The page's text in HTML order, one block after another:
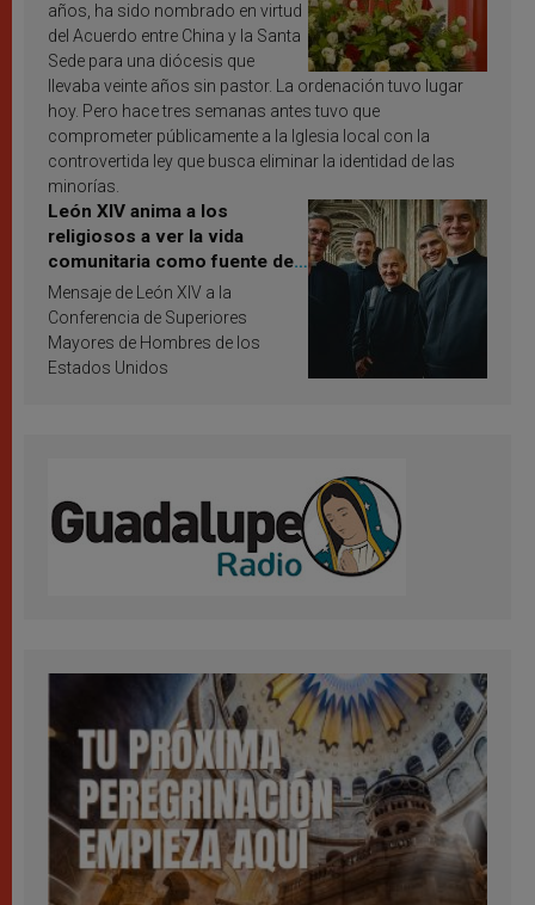
años, ha sido nombrado en virtud
del Acuerdo entre China y la Santa
Sede para una diócesis que
llevaba veinte años sin pastor. La ordenación tuvo lugar
hoy. Pero hace tres semanas antes tuvo que
comprometer públicamente a la Iglesia local con la
controvertida ley que busca eliminar la identidad de las
minorías.
León XIV anima a los
religiosos a ver la vida
comunitaria como fuente de
inspiración y santificación
Mensaje de León XIV a la
Conferencia de Superiores
Mayores de Hombres de los
Estados Unidos